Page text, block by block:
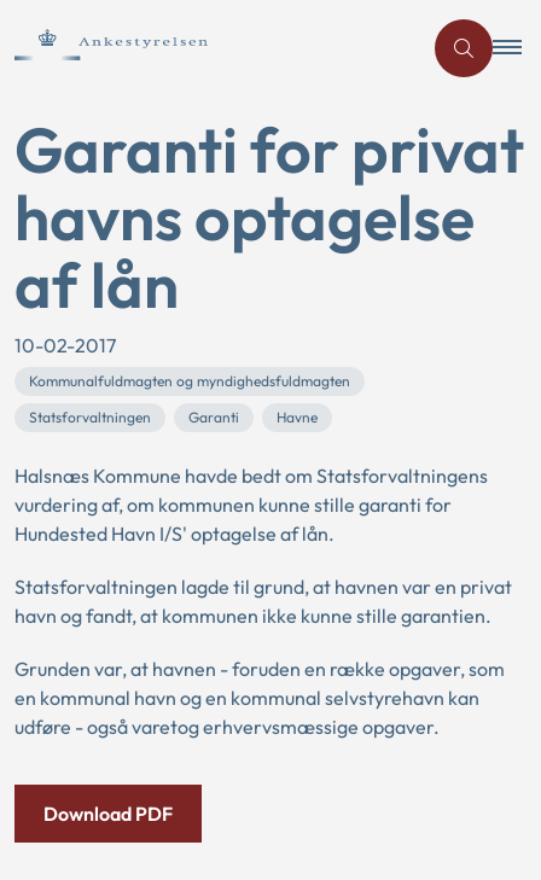
Garanti for privat
havns optagelse
af lån
10-02-2017
Kommunalfuldmagten og myndighedsfuldmagten
Statsforvaltningen
Garanti Havne
Halsnæs Kommune havde bedt om Statsforvaltningens
vurdering af, om kommunen kunne stille garanti for
Hundested Havn I/S' optagelse af lån.
Statsforvaltningen lagde til grund, at havnen var en privat
havn og fandt, at kommunen ikke kunne stille garantien.
Grunden var, at havnen - foruden en række opgaver, som
en kommunal havn og en kommunal selvstyrehavn kan
udføre - også varetog erhvervsmæssige opgaver.
Download PDF